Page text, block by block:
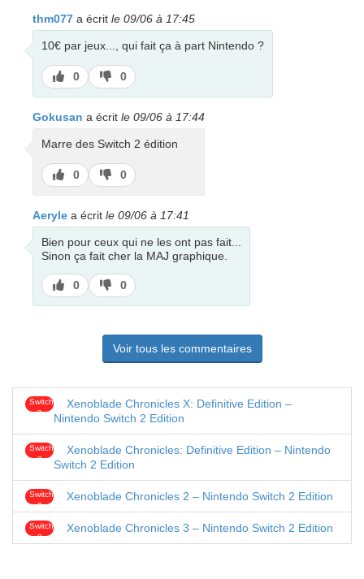
thm077 a écrit le 09/06 à 17:45
10€ par jeux..., qui fait ça à part Nintendo ?
J’aime
0
J’aime
pas
0
Gokusan a écrit le 09/06 à 17:44
Marre des Switch 2 édition
J’aime
0
J’aime
pas
0
Aeryle a écrit le 09/06 à 17:41
Bien pour ceux qui ne les ont pas fait...
Sinon ça fait cher la MAJ graphique.
J’aime
0
J’aime
pas
0
Voir tous les commentaires
Switch
2
Xenoblade Chronicles X: Definitive Edition –
Nintendo Switch 2 Edition
Switch
2
Xenoblade Chronicles: Definitive Edition – Nintendo
Switch 2 Edition
Switch
2
Xenoblade Chronicles 2 – Nintendo Switch 2 Edition
Switch
2
Xenoblade Chronicles 3 – Nintendo Switch 2 Edition